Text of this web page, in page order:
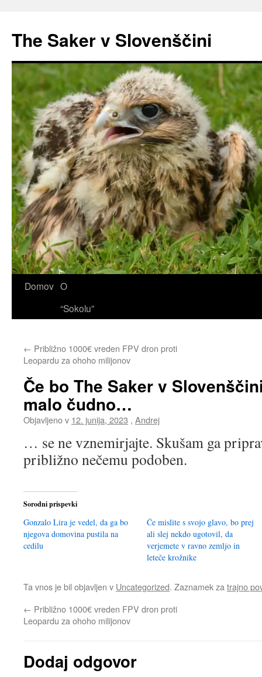
vsebino
The Saker v Slovenščini
Domov O
“Sokolu”
← Približno 1000€ vreden FPV dron proti
Leopardu za ohoho milijonov
Če bo The Saker v
malo čudno…
Objavljeno v 12. junija, 2023 , Andrej
… se ne vznemirjajte. Skušam ga
približno nečemu podoben.
Sorodni prispevki
Gonzalo Lira je vedel, da ga bo
njegova domovina pustila na
cedilu
Če mislite s svojo glavo, bo prej
ali slej nekdo ugotovil, da
verjemete v ravno zemljo in
leteče krožnike
Ta vnos je bil objavljen v Uncategorized. Zaznamek za trajno
← Približno 1000€ vreden FPV dron proti
Leopardu za ohoho milijonov
Dodaj odgovor